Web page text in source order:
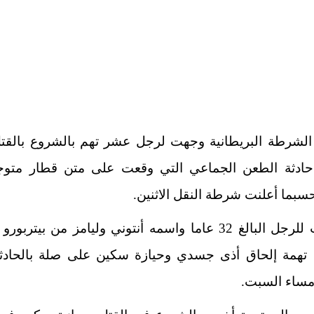
البريطانية وجهت لرجل عشر تهم بالشروع
حادثة الطعن الجماعي التي وقعت على متن قطار
أعلنت شرطة النقل الاثنين.
ووُجهت للرجل البالغ 32 عاما واسمه أنتوني وليامز من
تهمة إلحاق أذى جسدي وحيازة سكين على صلة
السبت.